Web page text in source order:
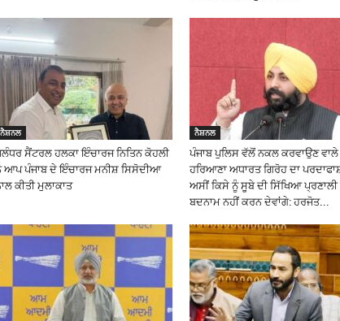
ਨੈਸ਼ਨਲ
ਸੈਂਟਰਲ ਹਲਕਾ ਇੰਚਾਰਜ ਨਿਤਿਨ ਕੋਹਲੀ
ਆਪ ਪੰਜਾਬ ਦੇ ਇੰਚਾਰਜ ਮਨੀਸ਼ ਸਿਸੋਦੀਆ
ਕੀਤੀ ਮੁਲਾਕਾਤ
ਨੈਸ਼ਨਲ
ਪੰਜਾਬ ਪੁਲਿਸ ਵੱਲੋਂ ਨਕਲ ਕਰਵਾਉਣ ਵਾਲੇ
ਹਰਿਆਣਾ ਅਧਾਰਤ ਗਿਰੋਹ ਦਾ
ਅਸੀਂ ਕਿਸੇ ਨੂੰ ਸੂਬੇ ਦੀ ਸਿੱਖਿਆ ਪ੍ਰਣਾਲੀ
ਬਦਨਾਮ ਨਹੀਂ ਕਰਨ ਦੇਵਾਂਗੇ: ਹਰਜੋਤ...